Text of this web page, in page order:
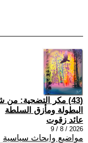
(43) مكر التضحية: من
البطولة ومأزق السلطة
عائد زقوت
2026 / 8 / 9
مواضيع وابحاث سياسية